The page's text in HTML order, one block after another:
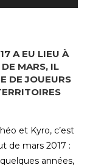
A EU LIEU À
MARS, IL
DE JOUEURS
et Kyro, c’est
de mars 2017 :
années,